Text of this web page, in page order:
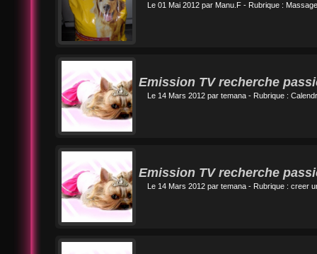
Le 01 Mai 2012 par Manu.F - Rubrique :
Emission TV recherche
Le 14 Mars 2012 par temana - Rubrique :
Emission TV recherche
Le 14 Mars 2012 par temana - Rubrique : creer